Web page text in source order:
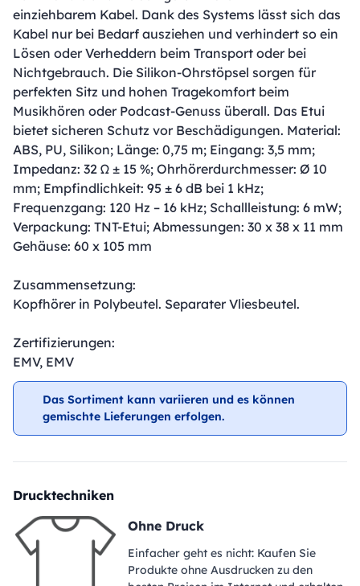
einziehbarem Kabel. Dank des Systems lässt sich das
Kabel nur bei Bedarf ausziehen und verhindert so ein
Lösen oder Verheddern beim Transport oder bei
Nichtgebrauch. Die Silikon-Ohrstöpsel sorgen für
perfekten Sitz und hohen Tragekomfort beim
Musikhören oder Podcast-Genuss überall. Das Etui
bietet sicheren Schutz vor Beschädigungen. Material:
ABS, PU, ​​Silikon; Länge: 0,75 m; Eingang: 3,5 mm;
Impedanz: 32 Ω ± 15 %; Ohrhörerdurchmesser: Ø 10
mm; Empfindlichkeit: 95 ± 6 dB bei 1 kHz;
Frequenzgang: 120 Hz – 16 kHz; Schallleistung: 6 mW;
Verpackung: TNT-Etui; Abmessungen: 30 x 38 x 11 mm
Gehäuse: 60 x 105 mm
Zusammensetzung:
Kopfhörer in Polybeutel. Separater Vliesbeutel.
Zertifizierungen:
EMV, EMV
Das Sortiment kann variieren und es können
gemischte Lieferungen erfolgen.
Drucktechniken
Ohne Druck
Einfacher geht es nicht: Kaufen Sie
Produkte ohne Ausdrucken zu den